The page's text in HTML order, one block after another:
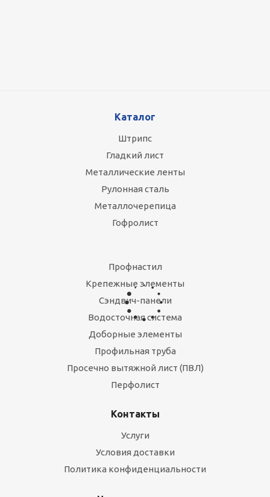
руб./пог.м
Есть в наличии
руб./пог.м
Каталог
Штрипс
Гладкий лист
Металлические ленты
Рулонная сталь
Металлочерепица
Гофролист
Профнастил
Крепежные элементы
Сэндвич-панели
Водосточная система
Доборные элементы
Профильная труба
Просечно вытяжной лист (ПВЛ)
Перфолист
Контакты
Услуги
Условия доставки
Политика конфиденциальности